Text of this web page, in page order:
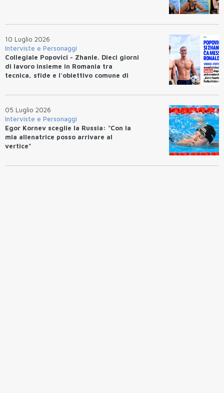
10 Luglio 2026
Interviste e Personaggi
Collegiale Popovici - Zhanle. Dieci giorni
di lavoro insieme in Romania tra
tecnica, sfide e l'obiettivo comune di
05 Luglio 2026
Interviste e Personaggi
Egor Kornev sceglie la Russia: "Con la
mia allenatrice posso arrivare al
vertice"